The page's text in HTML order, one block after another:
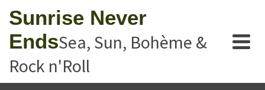
Sunrise Never
EndsSea, Sun, Bohème &
Rock n'Roll